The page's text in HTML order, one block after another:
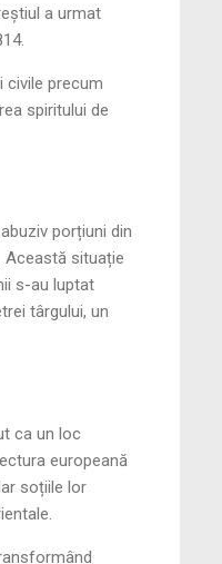
a urmat
civile precum
spiritului de
porțiuni din
Această situație
s-au luptat
târgului, un
ca un loc
europeană
soțiile lor